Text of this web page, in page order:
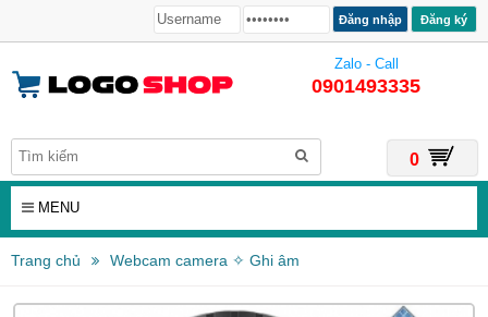
Đăng ký
Zalo - Call
0901493335
0
MENU
Trang chủ Webcam camera ✧ Ghi âm